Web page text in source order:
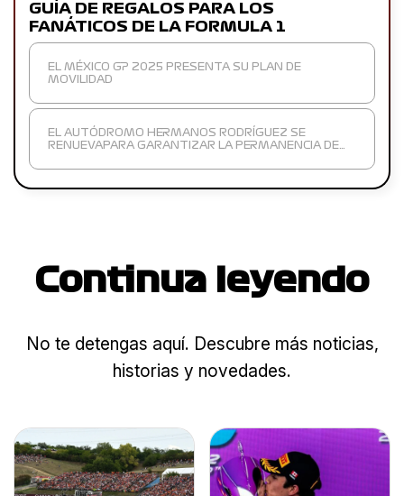
GUÍA DE REGALOS PARA LOS
FANÁTICOS DE LA FORMULA 1
EL MÉXICO GP 2025 PRESENTA SU PLAN DE
MOVILIDAD
EL AUTÓDROMO HERMANOS RODRÍGUEZ SE
RENUEVAPARA GARANTIZAR LA PERMANENCIA DE…
Continua leyendo
No te detengas aquí. Descubre más noticias,
historias y novedades.